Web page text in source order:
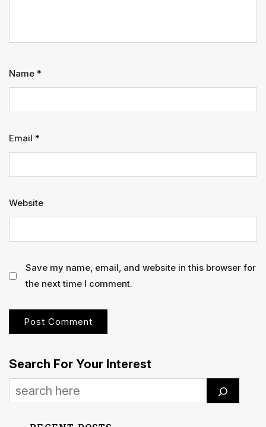
Name *
Email *
Website
Save my name, email, and website in this browser for
the next time I comment.
Search For Your Interest